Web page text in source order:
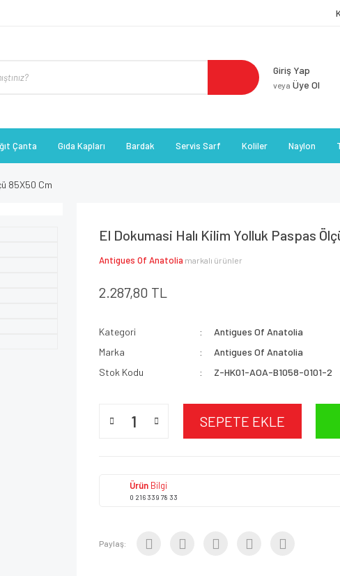
Giriş Yap
veya Üye Ol
Çanta Gıda Kapları Bardak Servis Sarf Koliler Naylon
85X50 Cm
El Dokumasi Halı Kilim Yolluk Paspas
Antigues Of Anatolia markalı ürünler
2.287,80 TL
Kategori
Antigues Of Anatolia
Marka
Antigues Of Anatolia
Stok Kodu
Z-HK01-AOA-B1058-0101-2
SEPETE EKLE
Ürün Bilgi
0 216 339 78 33
Paylaş: